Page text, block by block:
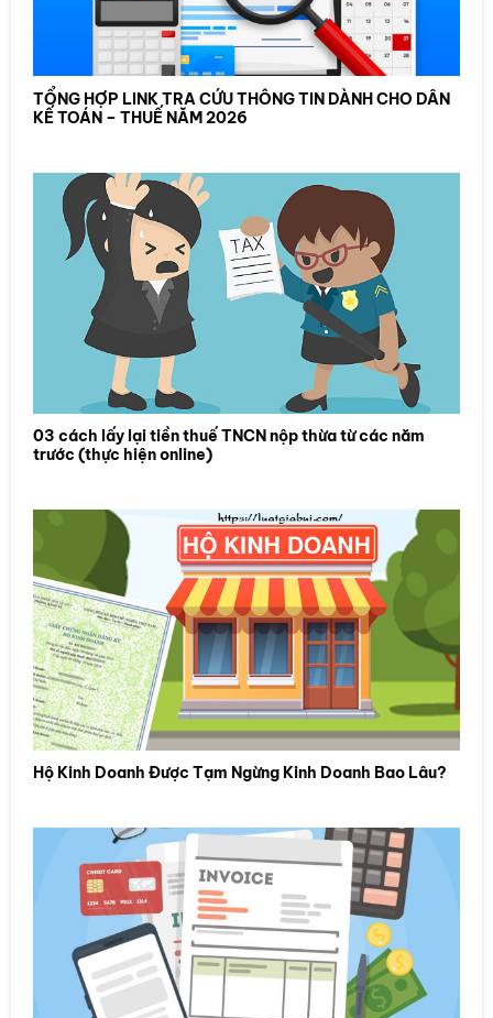
TỔNG HỢP LINK TRA CỨU THÔNG TIN DÀNH CHO DÂN
KẾ TOÁN – THUẾ NĂM 2026
03 cách lấy lại tiền thuế TNCN nộp thừa từ các năm
trước (thực hiện online)
Hộ Kinh Doanh Được Tạm Ngừng Kinh Doanh Bao Lâu?